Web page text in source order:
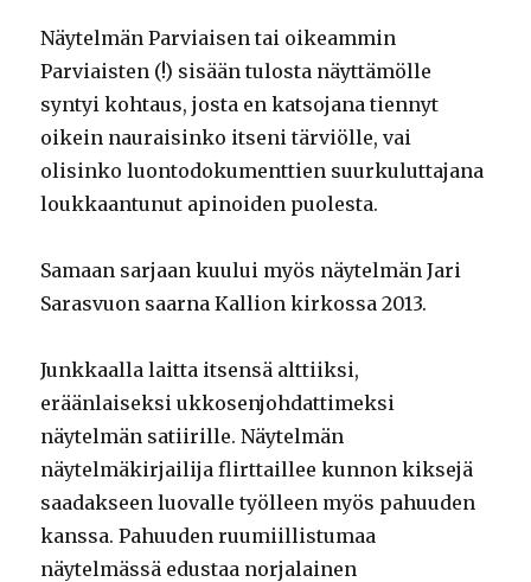
Näytelmän Parviaisen tai oikeammin
Parviaisten (!) sisään tulosta näyttämölle
syntyi kohtaus, josta en katsojana tiennyt
oikein nauraisinko itseni tärviölle, vai
olisinko luontodokumenttien suurkuluttajana
loukkaantunut apinoiden puolesta.
Samaan sarjaan kuului myös näytelmän Jari
Sarasvuon saarna Kallion kirkossa 2013.
Junkkaalla laitta itsensä alttiiksi,
eräänlaiseksi ukkosenjohdattimeksi
näytelmän satiirille. Näytelmän
näytelmäkirjailija flirttaillee kunnon kiksejä
saadakseen luovalle työlleen myös pahuuden
kanssa. Pahuuden ruumiillistumaa
näytelmässä edustaa norjalainen